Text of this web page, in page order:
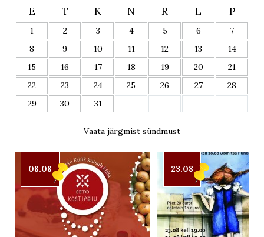
E T K N R L P
1 2 3 4 5 6
7
8
9 10 11 12 13
14
15
16 17 18 19 20
21
22
23 24 25 26 27
28
29
30 31
Vaata järgmist sündmust
08.08 23.08